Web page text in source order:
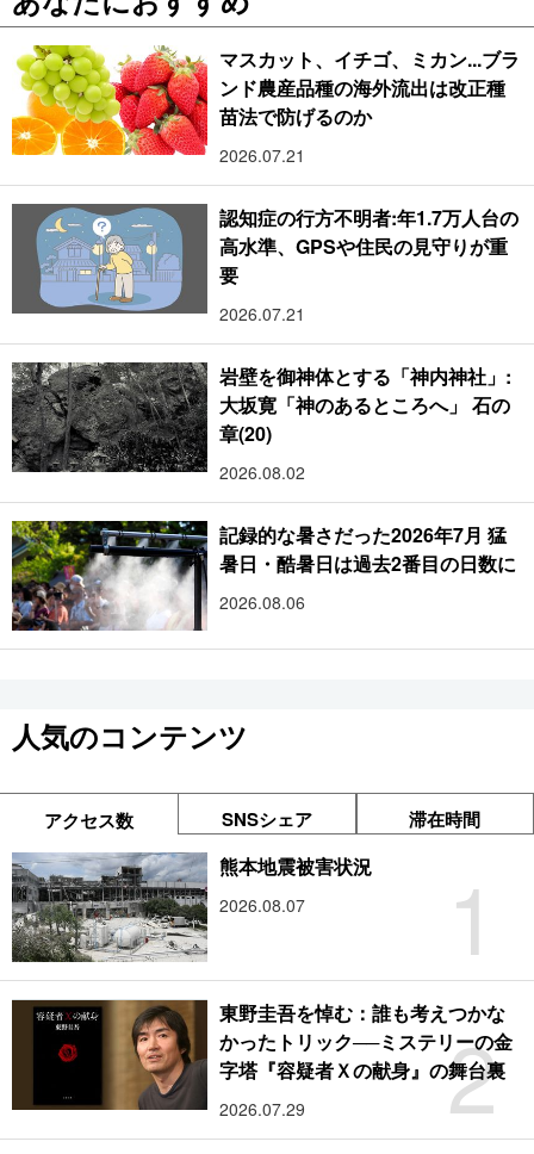
マスカット、イチゴ、ミカン...ブラ
ンド農産品種の海外流出は改正種
苗法で防げるのか
2026.07.21
認知症の行方不明者:年1.7万人台の
高水準、GPSや住民の見守りが重
要
2026.07.21
岩壁を御神体とする「神内神社」:
大坂寛「神のあるところへ」 石の
章(20)
2026.08.02
記録的な暑さだった2026年7月 猛
暑日・酷暑日は過去2番目の日数に
2026.08.06
人気のコンテンツ
アクセス数 SNSシェア 滞在時間
1
熊本地震被害状況
2026.08.07
2
東野圭吾を悼む：誰も考えつかな
かったトリック──ミステリーの金
字塔『容疑者Ｘの献身』の舞台裏
2026.07.29